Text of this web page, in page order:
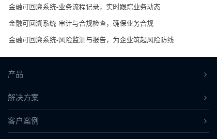
金融可回溯系统-业务流程记录，实时跟踪业务动态
金融可回溯系统-审计与合规检查，确保业务合规
金融可回溯系统-风险监测与报告，为企业筑起风险防线
产品
解决方案
客户案例